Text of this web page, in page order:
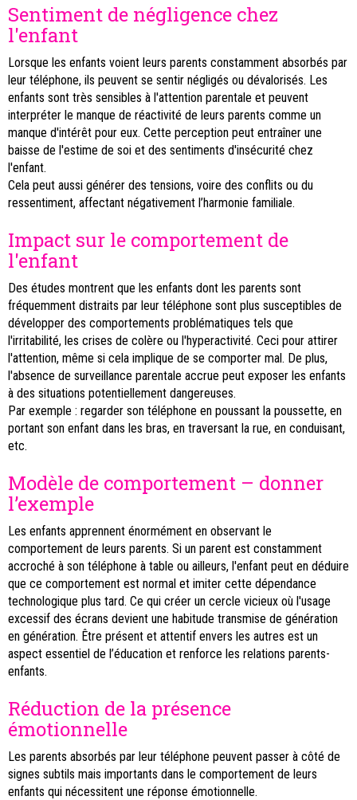
Sentiment de négligence chez
l'enfant
Lorsque les enfants voient leurs parents constamment absorbés par
leur téléphone, ils peuvent se sentir négligés ou dévalorisés. Les
enfants sont très sensibles à l'attention parentale et peuvent
interpréter le manque de réactivité de leurs parents comme un
manque d'intérêt pour eux. Cette perception peut entraîner une
baisse de l'estime de soi et des sentiments d'insécurité chez
l'enfant.
Cela peut aussi générer des tensions, voire des conflits ou du
ressentiment, affectant négativement l’harmonie familiale.
Impact sur le comportement de
l'enfant
Des études montrent que les enfants dont les parents sont
fréquemment distraits par leur téléphone sont plus susceptibles de
développer des comportements problématiques tels que
l'irritabilité, les crises de colère ou l'hyperactivité. Ceci pour attirer
l'attention, même si cela implique de se comporter mal. De plus,
l'absence de surveillance parentale accrue peut exposer les enfants
à des situations potentiellement dangereuses.
Par exemple : regarder son téléphone en poussant la poussette, en
portant son enfant dans les bras, en traversant la rue, en conduisant,
etc.
Modèle de comportement – donner
l’exemple
Les enfants apprennent énormément en observant le
comportement de leurs parents. Si un parent est constamment
accroché à son téléphone à table ou ailleurs, l'enfant peut en déduire
que ce comportement est normal et imiter cette dépendance
technologique plus tard. Ce qui créer un cercle vicieux où l'usage
excessif des écrans devient une habitude transmise de génération
en génération. Être présent et attentif envers les autres est un
aspect essentiel de l’éducation et renforce les relations parents-
enfants.
Réduction de la présence
émotionnelle
Les parents absorbés par leur téléphone peuvent passer à côté de
signes subtils mais importants dans le comportement de leurs
enfants qui nécessitent une réponse émotionnelle.